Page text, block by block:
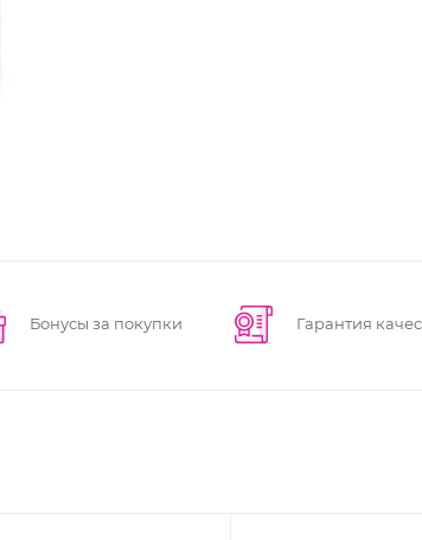
Бонусы за покупки Гарантия